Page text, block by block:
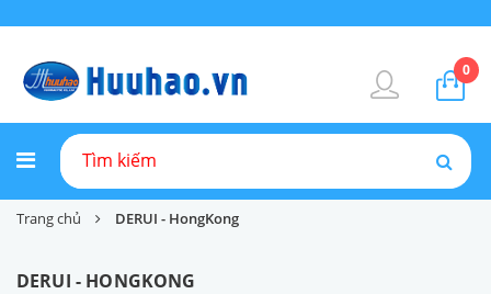
0
Trang chủ DERUI - HongKong
DERUI - HONGKONG